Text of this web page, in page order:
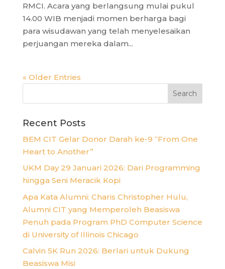
RMCI. Acara yang berlangsung mulai pukul
14.00 WIB menjadi momen berharga bagi
para wisudawan yang telah menyelesaikan
perjuangan mereka dalam...
« Older Entries
Recent Posts
BEM CIT Gelar Donor Darah ke-9 “From One
Heart to Another”
UKM Day 29 Januari 2026: Dari Programming
hingga Seni Meracik Kopi
Apa Kata Alumni: Charis Christopher Hulu,
Alumni CIT yang Memperoleh Beasiswa
Penuh pada Program PhD Computer Science
di University of Illinois Chicago
Calvin 5K Run 2026: Berlari untuk Dukung
Beasiswa Misi